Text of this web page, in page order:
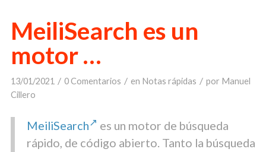
MeiliSearch es un
motor …
13/01/2021 / 0 Comentarios / en Notas rápidas / por Manuel
Cillero
MeiliSearch
es un motor de búsqueda
rápido, de código abierto. Tanto la búsqueda